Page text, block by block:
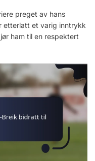
preget av hans
etterlatt et varig inntrykk
ham til en respektert